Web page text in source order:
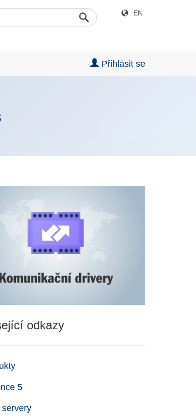
EN
Přihlásit se
odkazy
5